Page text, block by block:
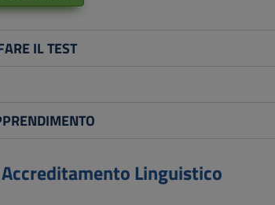
IL TEST
Linguistico